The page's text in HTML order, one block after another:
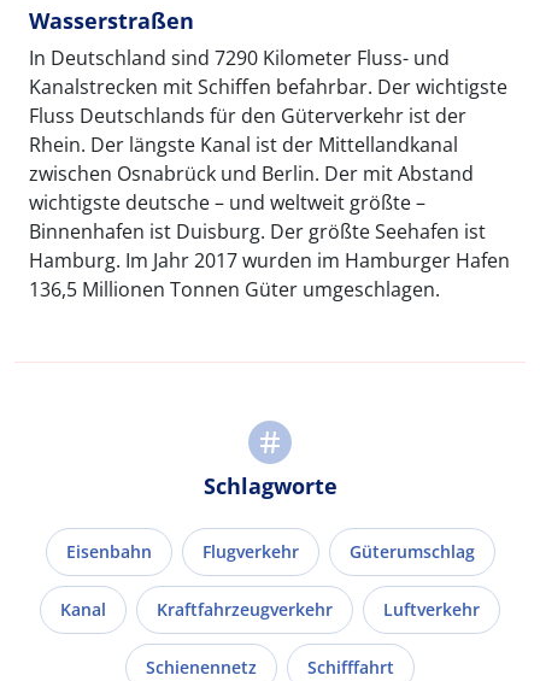
Wasserstraßen
In Deutschland sind 7290 Kilometer Fluss- und
Kanalstrecken mit Schiffen befahrbar. Der wichtigste
Fluss Deutschlands für den Güterverkehr ist der
Rhein. Der längste Kanal ist der Mittellandkanal
zwischen Osnabrück und Berlin. Der mit Abstand
wichtigste deutsche – und weltweit größte –
Binnenhafen ist Duisburg. Der größte Seehafen ist
Hamburg. Im Jahr 2017 wurden im Hamburger Hafen
136,5 Millionen Tonnen Güter umgeschlagen.
Schlagworte
Eisenbahn Flugverkehr Güterumschlag
Kanal Kraftfahrzeugverkehr Luftverkehr
Schienennetz Schifffahrt